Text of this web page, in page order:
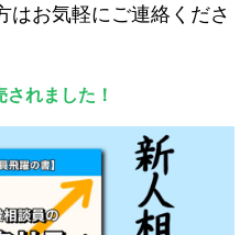
はお気軽にご連絡くださ
れました！